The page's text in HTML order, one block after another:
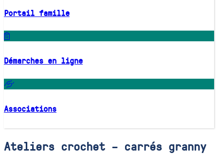
Portail famille
Démarches en ligne
Associations
Ateliers crochet – carrés granny